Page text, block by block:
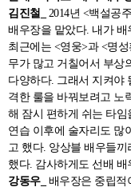
김진철_ 2014년 <백설공
배우장을 맡았다. 내가
최근에는 <영웅>과 <명
무가 많고 거칠어서 부상
다양하다. 그래서 지켜야
격한 룰을 바꿔보려고 노
해 잠시 편하게 쉬는 타임
연습 이후에 술자리도 많
고 했다. 앙상블 배우들끼
했다. 감사하게도 선배
강동우_ 배우장은 중립적